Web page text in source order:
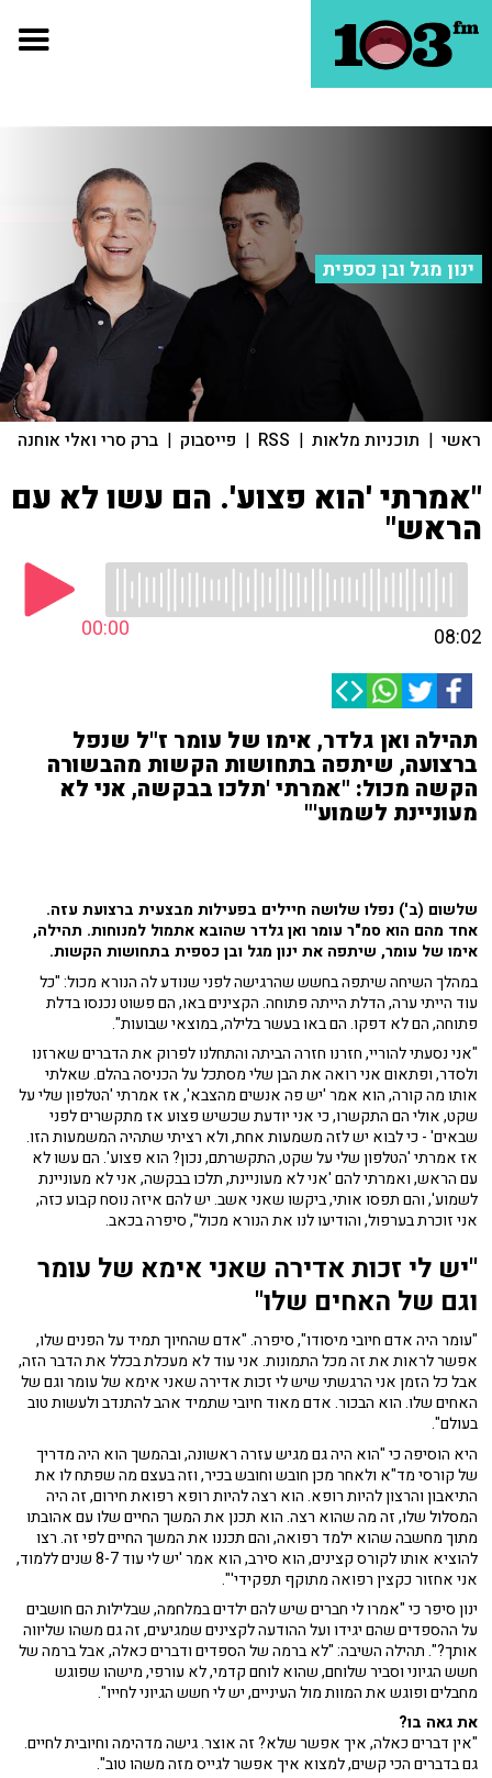
ינון מגל ובן כספית
ראשי | תוכניות מלאות |
RSS
| פייסבוק | ברק סרי ואלי אוחנה
"אמרתי 'הוא פצוע'. הם עשו לא עם
הראש"
00:00 08:02
תהילה ואן גלדר, אימו של עומר ז"ל שנפל
ברצועה, שיתפה בתחושות הקשות מהבשורה
הקשה מכול: "אמרתי 'תלכו בבקשה, אני לא
מעוניינת לשמוע'"
שלשום (ב') נפלו שלושה חיילים בפעילות מבצעית ברצועת עזה.
אחד מהם הוא סמ"ר עומר ואן גלדר שהובא אתמול למנוחות. תהילה,
אימו של עומר, שיתפה את ינון מגל ובן כספית בתחושות הקשות.
במהלך השיחה שיתפה בחשש שהרגישה לפני שנודע לה הנורא מכול: "כל
עוד הייתי ערה, הדלת הייתה פתוחה. הקצינים באו, הם פשוט נכנסו בדלת
פתוחה, הם לא דפקו. הם באו בעשר בלילה, במוצאי שבועות".
"אני נסעתי להוריי, חזרנו חזרה הביתה והתחלנו לפרוק את הדברים שארזנו
ולסדר, ופתאום אני רואה את הבן שלי מסתכל על הכניסה בהלם. שאלתי
אותו מה קורה, הוא אמר 'יש פה אנשים מהצבא', אז אמרתי 'הטלפון שלי על
שקט, אולי הם התקשרו, כי אני יודעת שכשיש פצוע אז מתקשרים לפני
שבאים' - כי לבוא יש לזה משמעות אחת, ולא רציתי שתהיה המשמעות הזו.
אז אמרתי 'הטלפון שלי על שקט, התקשרתם, נכון? הוא פצוע'. הם עשו לא
עם הראש, ואמרתי להם 'אני לא מעוניינת, תלכו בבקשה, אני לא מעוניינת
לשמוע', והם תפסו אותי, ביקשו שאני אשב. יש להם איזה נוסח קבוע כזה,
אני זוכרת בערפול, והודיעו לנו את הנורא מכול", סיפרה בכאב.
"יש לי זכות אדירה שאני אימא של עומר
וגם של האחים שלו"
"עומר היה אדם חיובי מיסודו", סיפרה. "אדם שהחיוך תמיד על הפנים שלו,
אפשר לראות את זה מכל התמונות. אני עוד לא מעכלת בכלל את הדבר הזה,
אבל כל הזמן אני הרגשתי שיש לי זכות אדירה שאני אימא של עומר וגם של
האחים שלו. הוא הבכור. אדם מאוד חיובי שתמיד אהב להתנדב ולעשות טוב
בעולם".
היא הוסיפה כי "הוא היה גם מגיש עזרה ראשונה, ובהמשך הוא היה מדריך
של קורסי מד"א ולאחר מכן חובש וחובש בכיר, וזה בעצם מה שפתח לו את
התיאבון והרצון להיות רופא. הוא רצה להיות רופא רפואת חירום, זה היה
המסלול שלו, זה מה שהוא רצה. הוא תכנן את המשך החיים שלו עם אהובתו
מתוך מחשבה שהוא ילמד רפואה, והם תכננו את המשך החיים לפי זה. רצו
להוציא אותו לקורס קצינים, הוא סירב, הוא אמר 'יש לי עוד 8-7 שנים ללמוד,
אני אחזור כקצין רפואה מתוקף תפקידי'".
ינון סיפר כי "אמרו לי חברים שיש להם ילדים במלחמה, שבלילות הם חושבים
על ההספדים שהם יגידו ועל ההודעה לקצינים שמגיעים, זה גם משהו שליווה
אותך?". תהילה השיבה: "לא ברמה של הספדים ודברים כאלה, אבל ברמה של
חשש הגיוני וסביר שלוחם, שהוא לוחם קדמי, לא עורפי, מישהו שפוגש
מחבלים ופוגש את המוות מול העיניים, יש לי חשש הגיוני לחייו".
את גאה בו?
"אין דברים כאלה, איך אפשר שלא? זה אוצר. גישה מדהימה וחיובית לחיים.
גם בדברים הכי קשים, למצוא איך אפשר לגייס מזה משהו טוב".